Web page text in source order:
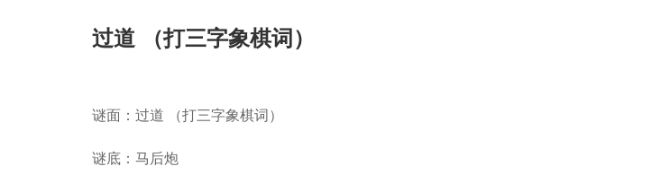
过道 （打三字象棋词）
谜面：过道 （打三字象棋词）
谜底：马后炮